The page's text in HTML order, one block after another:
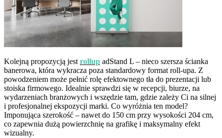
Kolejną propozycją jest rollup adStand L – nieco szersza ścianka
banerowa, która wykracza poza standardowy format roll-upa. Z
powodzeniem może pełnić rolę efektownego tła do prezentacji lub
stoiska firmowego. Idealnie sprawdzi się w recepcji, biurze, na
wydarzeniach branżowych i wszędzie tam, gdzie zależy Ci na silnej
i profesjonalnej ekspozycji marki. Co wyróżnia ten model?
Imponująca szerokość – nawet do 150 cm przy wysokości 204 cm,
co zapewnia dużą powierzchnię na grafikę i maksymalny efekt
wizualny.